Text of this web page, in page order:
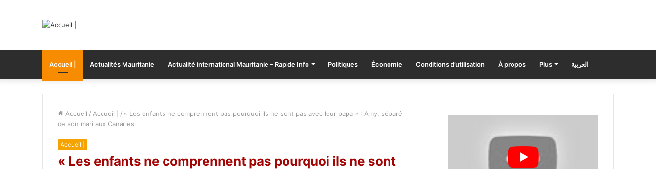
Accueil | Actualités Mauritanie Actualité international Mauritanie – Rapide Info Politiques Économie Conditions d’utilisation À propos Plus العربية
Accueil / Accueil | / « Les enfants ne comprennent pas pourquoi ils ne sont pas avec leur papa » : Amy, séparé
de son mari aux Canaries
Accueil |
« Les enfants ne comprennent pas pourquoi ils ne sont